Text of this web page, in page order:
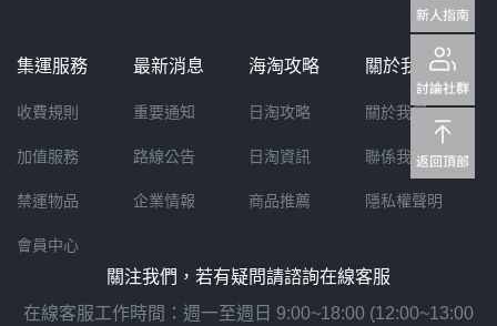
集運服務
收費規則
加值服務
禁運物品
會員中心
最新消息
重要通知
路線公告
企業情報
海淘攻略
日淘攻略
日淘資訊
商品推薦
關於我們
關於我們
聯係我們
隱私權聲明
關注我們，若有疑問請諮詢在線客服
在線客服工作時間：週一至週日 9:00~18:00 (12:00~13:00